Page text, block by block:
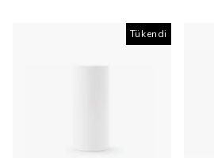
Tükendi